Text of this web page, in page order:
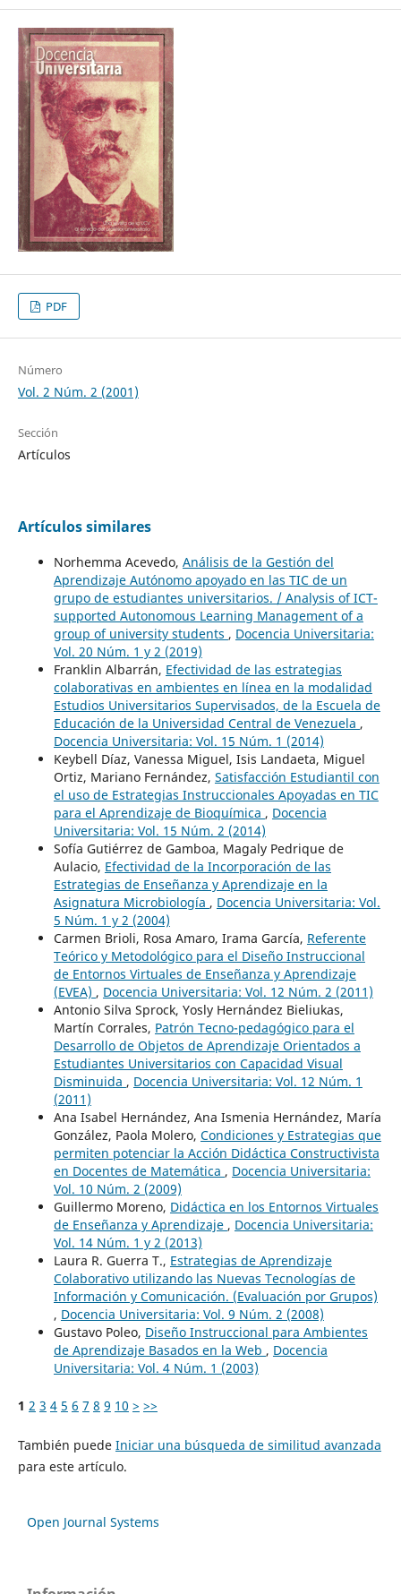
PDF
Número
Vol. 2 Núm. 2 (2001)
Sección
Artículos
Artículos similares
Norhemma Acevedo, Análisis de la Gestión del
Aprendizaje Autónomo apoyado en las TIC de un
grupo de estudiantes universitarios. / Analysis of ICT-
supported Autonomous Learning Management of a
group of university students , Docencia Universitaria:
Vol. 20 Núm. 1 y 2 (2019)
Franklin Albarrán, Efectividad de las estrategias
colaborativas en ambientes en línea en la modalidad
Estudios Universitarios Supervisados, de la Escuela de
Educación de la Universidad Central de Venezuela ,
Docencia Universitaria: Vol. 15 Núm. 1 (2014)
Keybell Díaz, Vanessa Miguel, Isis Landaeta, Miguel
Ortiz, Mariano Fernández, Satisfacción Estudiantil con
el uso de Estrategias Instruccionales Apoyadas en TIC
para el Aprendizaje de Bioquímica , Docencia
Universitaria: Vol. 15 Núm. 2 (2014)
Sofía Gutiérrez de Gamboa, Magaly Pedrique de
Aulacio, Efectividad de la Incorporación de las
Estrategias de Enseñanza y Aprendizaje en la
Asignatura Microbiología , Docencia Universitaria: Vol.
5 Núm. 1 y 2 (2004)
Carmen Brioli, Rosa Amaro, Irama García, Referente
Teórico y Metodológico para el Diseño Instruccional
de Entornos Virtuales de Enseñanza y Aprendizaje
(EVEA) , Docencia Universitaria: Vol. 12 Núm. 2 (2011)
Antonio Silva Sprock, Yosly Hernández Bieliukas,
Martín Corrales, Patrón Tecno-pedagógico para el
Desarrollo de Objetos de Aprendizaje Orientados a
Estudiantes Universitarios con Capacidad Visual
Disminuida , Docencia Universitaria: Vol. 12 Núm. 1
(2011)
Ana Isabel Hernández, Ana Ismenia Hernández, María
González, Paola Molero, Condiciones y Estrategias que
permiten potenciar la Acción Didáctica Constructivista
en Docentes de Matemática , Docencia Universitaria:
Vol. 10 Núm. 2 (2009)
Guillermo Moreno, Didáctica en los Entornos Virtuales
de Enseñanza y Aprendizaje , Docencia Universitaria:
Vol. 14 Núm. 1 y 2 (2013)
Laura R. Guerra T., Estrategias de Aprendizaje
Colaborativo utilizando las Nuevas Tecnologías de
Información y Comunicación. (Evaluación por Grupos)
, Docencia Universitaria: Vol. 9 Núm. 2 (2008)
Gustavo Poleo, Diseño Instruccional para Ambientes
de Aprendizaje Basados en la Web , Docencia
Universitaria: Vol. 4 Núm. 1 (2003)
1 2 3 4 5 6 7 8 9 10 > >>
También puede Iniciar una búsqueda de similitud avanzada
para este artículo.
Open Journal Systems